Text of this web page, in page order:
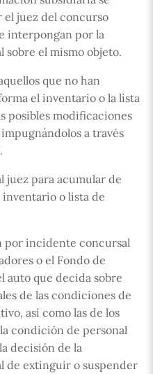
juez del concurso
interpongan por la
el mismo objeto.
que no han
el inventario o la lista
posibles modificaciones
a través
juez para acumular de
o lista de
por incidente concursal
o el Fondo de
auto que decida sobre
de las condiciones de
así como las de los
condición de personal
decisión de la
de extinguir o suspender